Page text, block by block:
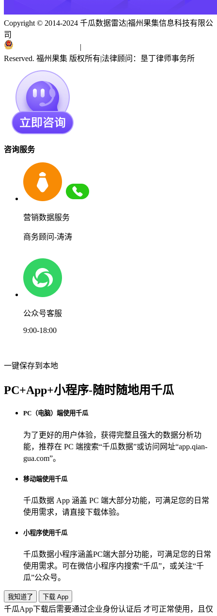
Copyright © 2014-2024 千瓜数据雷达|福州果集信息科技有限公
司
|
Reserved. 福州果集 版权所有|法律顾问：垦丁律师事务所
咨询服务
营销数据服务
商务顾问-涛涛
公众号客服
9:00-18:00
一键保存到本地
PC+App+小程序-随时随地用千瓜
PC（电脑）端使用千瓜
为了更好的用户体验，获得完整且强大的数据分析功
能，推荐在 PC 端搜索“千瓜数据”或访问网址“app.qian-
gua.com”。
移动端使用千瓜
千瓜数据 App 涵盖 PC 端大部分功能，可满足您的日常
使用需求，请直接下载体验。
小程序使用千瓜
千瓜数据小程序涵盖PC端大部分功能，可满足您的日常
使用需求。可在微信小程序内搜索“千瓜”，或关注“千
瓜”公众号。
我知道了 下载 App
千瓜App下载后需要通过企业身份认证后 才可正常使用，且仅